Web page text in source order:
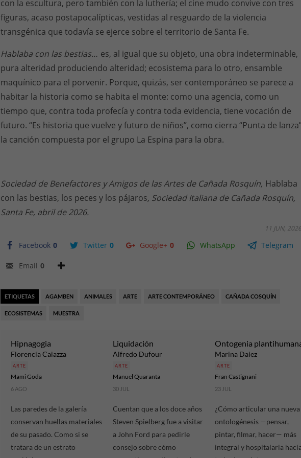
con la escultura, pero también con la luthería; el cine mudo convive con tres
figuras, acaso postapocalípticas, vestidas al resguardo de la violencia
transgénica que todavía se ejerce sobre el territorio de Santa Fe.
Hablaba con las bestias… es, al igual que su objeto, una obra indeterminable,
pura alteridad produciendo alteridad; ecosistema para lo otro, ensamble
maquínico para el porvenir. Porque, quizás, ser contemporáneo se parece a
habitar la historia como se habita el monte: como una agencia, como un
tiempo que, contra toda profecía y contra toda evidencia, tiene vocación de
futuro. “Es historia que vuelve y futuro de niños”, como cierra “Punta de
la canción compuesta por el grupo La Espina para la obra.
Sociedad de Benefactores y Amigos de las Artes de Cañada Rosquín, Hablaba
con las bestias, los peces y los pájaros, Sociedad Italiana de Cañada Rosquín,
Santa Fe, abril de 2026.
Facebook 0 Twitter 0 Google+ 0 WhatsApp Telegram
Email 0
11 JUN, 2026
ETIQUETAS AGAMBEN ANIMALES ARTE ARTE CONTEMPORÁNEO CAÑADA COSQUÍN
ECOSISTEMAS MUESTRA
Hipnagogia
Florencia Caiazza
ARTE
Mami Goda
6 AGO
Las paredes de la galería
conservan huellas materiales
de su pasado. Como si se
tratara de un estrato
Liquidación
Alfredo Dufour
ARTE
Manuel Quaranta
30 JUL
Cuentan que a los doce años
Steven Spielberg fue a visitar
a John Ford para pedirle
consejo sobre cómo
Ontogenia
Marina Daiez
ARTE
Fran Castignani
23 JUL
¿Cómo articular una nueva
ontologénesis —pensar,
pintar, filmar, hacer— más
integral y hospitalaria